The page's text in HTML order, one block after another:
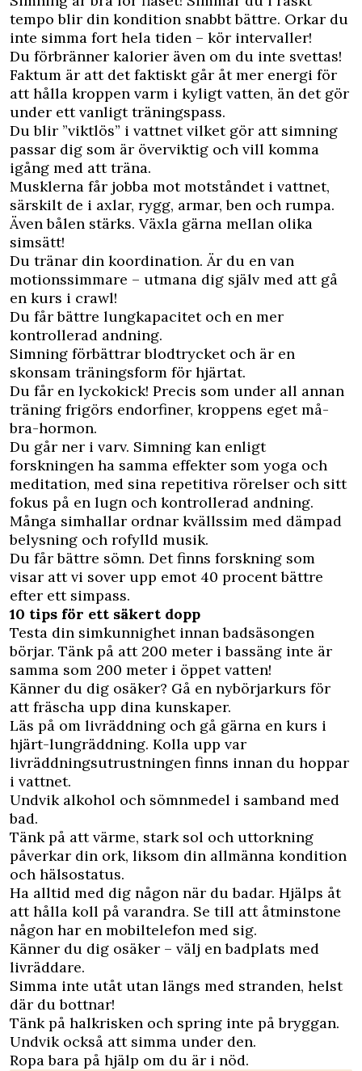
tempo blir din kondition snabbt bättre. Orkar du
inte simma fort hela tiden – kör intervaller!
Du förbränner kalorier även om du inte svettas!
Faktum är att det faktiskt går åt mer energi för
att hålla kroppen varm i kyligt vatten, än det gör
under ett vanligt träningspass.
Du blir ”viktlös” i vattnet vilket gör att simning
passar dig som är överviktig och vill komma
igång med att träna.
Musklerna får jobba mot motståndet i vattnet,
särskilt de i axlar, rygg, armar, ben och rumpa.
Även bålen stärks. Växla gärna mellan olika
simsätt!
Du tränar din koordination. Är du en van
motionssimmare – utmana dig själv med att gå
en kurs i crawl!
Du får bättre lungkapacitet och en mer
kontrollerad andning.
Simning förbättrar blodtrycket och är en
skonsam träningsform för hjärtat.
Du får en lyckokick! Precis som under all annan
träning frigörs endorfiner, kroppens eget må-
bra-hormon.
Du går ner i varv. Simning kan enligt
forskningen ha samma effekter som yoga och
meditation, med sina repetitiva rörelser och sitt
fokus på en lugn och kontrollerad andning.
Många simhallar ordnar kvällssim med dämpad
belysning och rofylld musik.
Du får bättre sömn. Det finns forskning som
visar att vi sover upp emot 40 procent bättre
efter ett simpass.
10 tips för ett säkert dopp
Testa din simkunnighet innan badsäsongen
börjar. Tänk på att 200 meter i bassäng inte är
samma som 200 meter i öppet vatten!
Känner du dig osäker? Gå en nybörjarkurs för
att fräscha upp dina kunskaper.
Läs på om livräddning och gå gärna en kurs i
hjärt-lungräddning. Kolla upp var
livräddningsutrustningen finns innan du hoppar
i vattnet.
Undvik alkohol och sömnmedel i samband med
bad.
Tänk på att värme, stark sol och uttorkning
påverkar din ork, liksom din allmänna kondition
och hälsostatus.
Ha alltid med dig någon när du badar. Hjälps åt
att hålla koll på varandra. Se till att åtminstone
någon har en mobiltelefon med sig.
Känner du dig osäker – välj en badplats med
livräddare.
Simma inte utåt utan längs med stranden, helst
där du bottnar!
Tänk på halkrisken och spring inte på bryggan.
Undvik också att simma under den.
Ropa bara på hjälp om du är i nöd.